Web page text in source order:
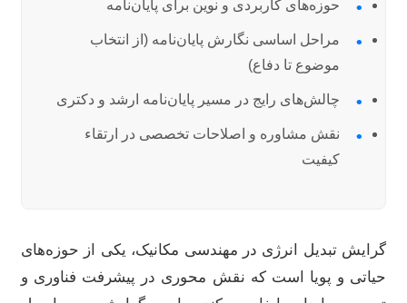
• حوزه‌های کاربردی و نوین برای پایان‌نامه
•
مراحل اساسی نگارش پایان‌نامه (از انتخاب
موضوع تا دفاع)
• چالش‌های رایج در مسیر پایان‌نامه ارشد و دکتری
•
نقش مشاوره و اصلاحات تخصصی در ارتقاء
کیفیت
گرایش تبدیل انرژی در مهندسی مکانیک، یکی از حوزه‌های
حیاتی و پویا است که نقش محوری در پیشرفت فناوری و